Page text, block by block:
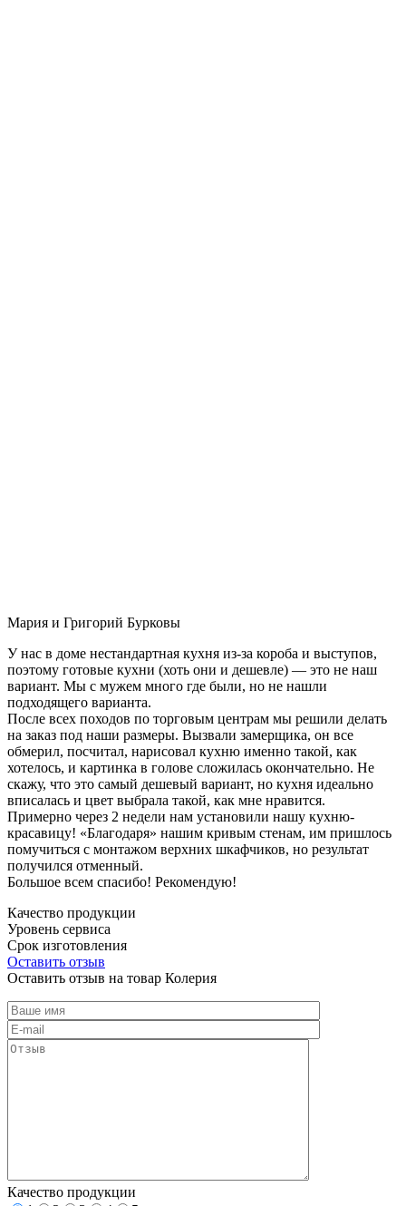
Мария и Григорий Бурковы
У нас в доме нестандартная кухня из-за короба и выступов,
поэтому готовые кухни (хоть они и дешевле) — это не наш
вариант. Мы с мужем много где были, но не нашли
подходящего варианта.
После всех походов по торговым центрам мы решили делать
на заказ под наши размеры. Вызвали замерщика, он все
обмерил, посчитал, нарисовал кухню именно такой, как
хотелось, и картинка в голове сложилась окончательно. Не
скажу, что это самый дешевый вариант, но кухня идеально
вписалась и цвет выбрала такой, как мне нравится.
Примерно через 2 недели нам установили нашу кухню-
красавицу! «Благодаря» нашим кривым стенам, им пришлось
помучиться с монтажом верхних шкафчиков, но результат
получился отменный.
Большое всем спасибо! Рекомендую!
Качество продукции
Уровень сервиса
Срок изготовления
Оставить отзыв
Оставить отзыв на товар Колерия
Качество продукции